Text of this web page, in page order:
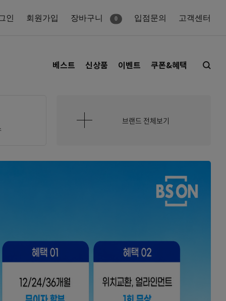
인 회원가입 장바구니 0 입점문의 고객센터
베스트 신상품 이벤트 쿠폰&혜택
브랜드 전체보기